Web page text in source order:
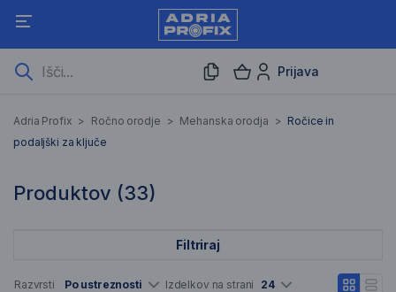
Prijava
Ročice in podaljški za
Adria Profix > Ročno orodje > Mehanska orodja > Ročice in
podaljški za ključe
Produktov (33)
33 Rezultati iskanja
Filtriraj
Seznam artiklov
Razvrsti Po ustreznosti Izdelkov na strani 24